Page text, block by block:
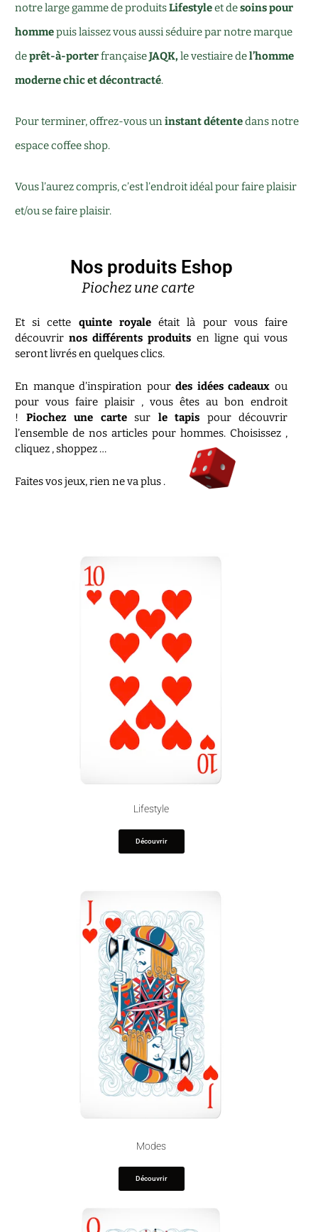
notre large gamme de produitsLifestyleet desoins pour
hommepuis laissez vous aussi séduire par notre marque
deprêt-à-porterfrançaiseJAQK, le vestiaire del’homme
modernechic et décontracté.
Pour terminer, offrez-vous uninstant détentedans notre
espace coffee shop.
Vous l’aurez compris, c’est l’endroit idéal pour faire plaisir
et/ou se faire plaisir.
Nos produits Eshop
Piochez une carte
Et si cette quinte royaleétait là pour vous faire
découvrirnos différents produits en ligne qui vous
seront livrés en quelques clics.
En manque d’inspiration pourdes idées cadeaux ou
pour vous faire plaisir , vous êtes au bon endroit
! Piochez une cartesur le tapis pour découvrir
l’ensemble de nos articles pour hommes. Choisissez ,
cliquez , shoppez …
Faites vos jeux, rien ne va plus .
Lifestyle
Découvrir
Modes
Découvrir